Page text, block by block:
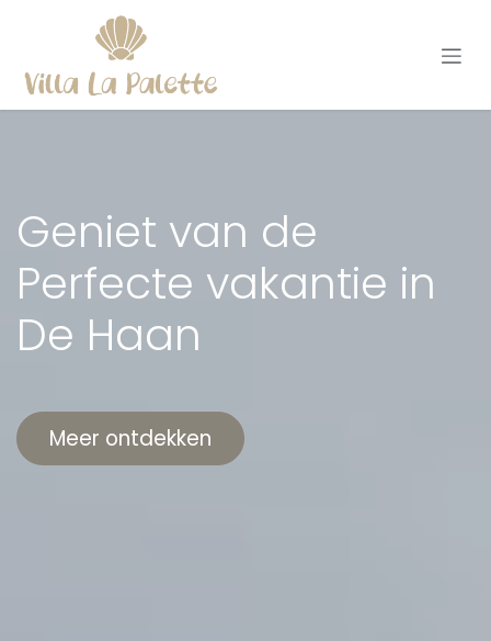
Overslaan naar inhoud
Geniet van de
Perfecte vakantie in
De Haan
Meer ontdekken